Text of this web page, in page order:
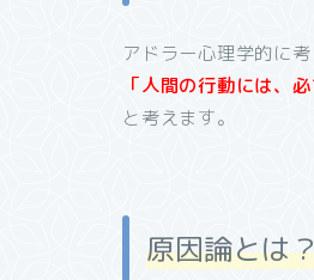
アドラー心理学的に考
「人間の行動には、
と考えます。
原因論とは